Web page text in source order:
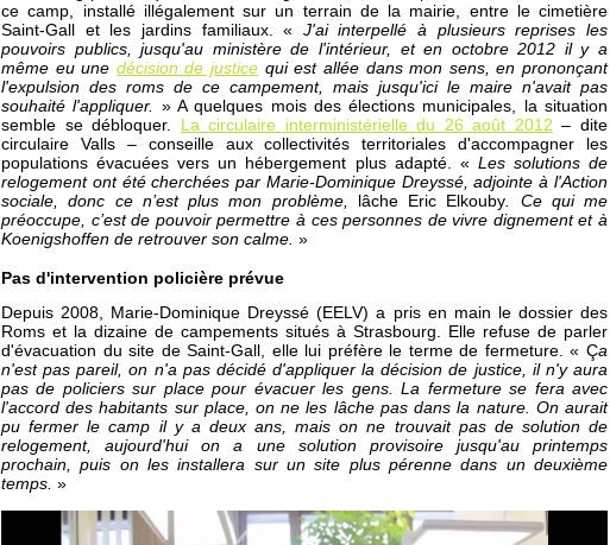
ce camp, installé illégalement sur un terrain de la mairie, entre le cimetière
Saint-Gall et les jardins familiaux. « J'ai interpellé à plusieurs reprises les
pouvoirs publics, jusqu'au ministère de l'intérieur, et en octobre 2012 il y a
même eu une décision de justice qui est allée dans mon sens, en prononçant
l'expulsion des roms de ce campement, mais jusqu'ici le maire n'avait pas
souhaité l'appliquer.
» A quelques mois des élections municipales, la situation
semble se débloquer. La circulaire interministérielle du 26 août 2012 – dite
circulaire Valls – conseille aux collectivités territoriales d'accompagner les
populations évacuées vers un hébergement plus adapté. « Les solutions de
relogement ont été cherchées par Marie-Dominique Dreyssé, adjointe à l'Action
sociale, donc ce n’est plus mon problème, lâche Eric Elkouby
Ce qui me
préoccupe, c’est de pouvoir permettre à ces personnes de vivre dignement et à
Koenigshoffen de retrouver son calme. »
Pas d'intervention policière prévue
Depuis 2008, Marie-Dominique Dreyssé (EELV) a pris en main le dossier des
Roms et la dizaine de campements situés à Strasbourg. Elle refuse de parler
d'évacuation du site de Saint-Gall, elle lui préfère le terme de fermeture. « Ça
n'est pas pareil, on n'a pas décidé d'appliquer la décision de justice, il n'y aura
pas de policiers sur place pour évacuer les gens. La fermeture se fera avec
l'accord des habitants sur place, on ne les lâche pas dans la nature. On aurait
pu fermer le camp il y a deux ans, mais on ne trouvait pas de solution de
relogement, aujourd'hui on a une solution provisoire jusqu'au printemps
prochain, puis on les installera sur un site plus pérenne dans un deuxième
temps. »